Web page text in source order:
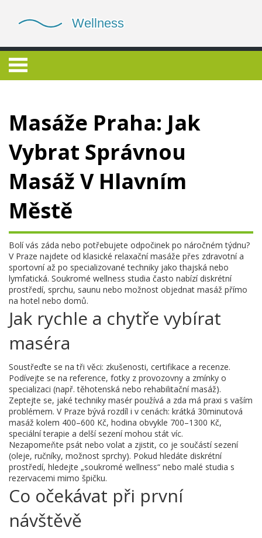
Masáže Praha: Jak
Vybrat Správnou
Masáž V Hlavním
Městě
Bolí vás záda nebo potřebujete odpočinek po náročném týdnu?
V Praze najdete od klasické relaxační masáže přes zdravotní a
sportovní až po specializované techniky jako thajská nebo
lymfatická. Soukromé wellness studia často nabízí diskrétní
prostředí, sprchu, saunu nebo možnost objednat masáž přímo
na hotel nebo domů.
Jak rychle a chytře vybírat
maséra
Soustřeďte se na tři věci: zkušenosti, certifikace a recenze.
Podívejte se na reference, fotky z provozovny a zmínky o
specializaci (např. těhotenská nebo rehabilitační masáž).
Zeptejte se, jaké techniky masér používá a zda má praxi s vaším
problémem. V Praze bývá rozdíl i v cenách: krátká 30minutová
masáž kolem 400–600 Kč, hodina obvykle 700–1300 Kč,
speciální terapie a delší sezení mohou stát víc.
Nezapomeňte psát nebo volat a zjistit, co je součástí sezení
(oleje, ručníky, možnost sprchy). Pokud hledáte diskrétní
prostředí, hledejte „soukromé wellness“ nebo malé studia s
rezervacemi mimo špičku.
Co očekávat při první
návštěvě